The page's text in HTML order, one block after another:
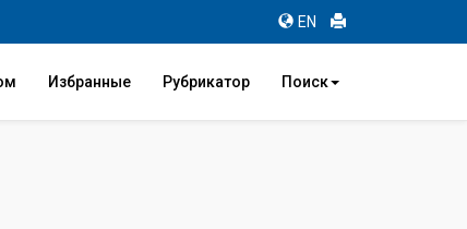
EN
Избранные Рубрикатор Поиск